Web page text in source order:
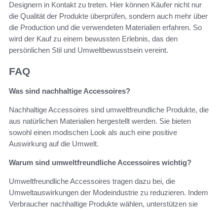
Designern in Kontakt zu treten. Hier können Käufer nicht nur
die Qualität der Produkte überprüfen, sondern auch mehr über
die Production und die verwendeten Materialien erfahren. So
wird der Kauf zu einem bewussten Erlebnis, das den
persönlichen Stil und Umweltbewusstsein vereint.
FAQ
Was sind nachhaltige Accessoires?
Nachhaltige Accessoires sind umweltfreundliche Produkte, die
aus natürlichen Materialien hergestellt werden. Sie bieten
sowohl einen modischen Look als auch eine positive
Auswirkung auf die Umwelt.
Warum sind umweltfreundliche Accessoires wichtig?
Umweltfreundliche Accessoires tragen dazu bei, die
Umweltauswirkungen der Modeindustrie zu reduzieren. Indem
Verbraucher nachhaltige Produkte wählen, unterstützen sie